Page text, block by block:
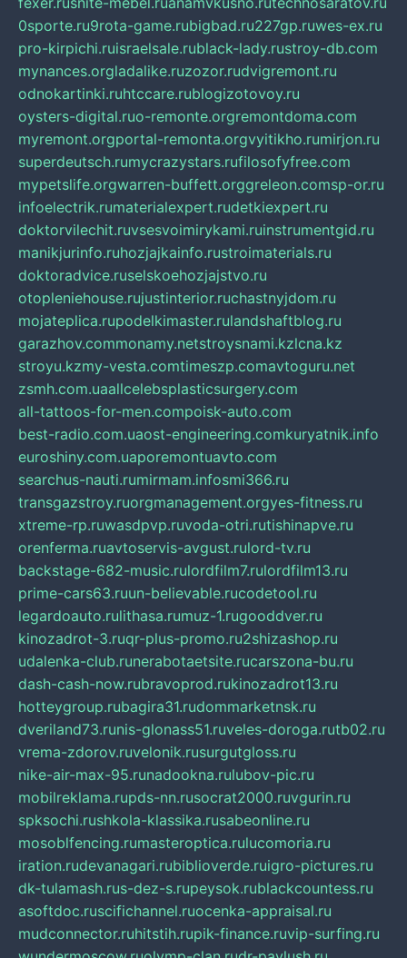
0sporte.ru9rota-game.rubigbad.ru227gp.ruwes-ex.ru
pro-kirpichi.ruisraelsale.rublack-lady.rustroy-db.com
mynances.orgladalike.ruzozor.rudvigremont.ru
odnokartinki.ruhtccare.rublogizotovoy.ru
oysters-digital.ruo-remonte.orgremontdoma.com
myremont.orgportal-remonta.orgvyitikho.rumirjon.ru
superdeutsch.rumycrazystars.rufilosofyfree.com
mypetslife.orgwarren-buffett.orggreleon.comsp-or.ru
infoelectrik.rumaterialexpert.rudetkiexpert.ru
doktorvilechit.ruvsesvoimirykami.ruinstrumentgid.ru
manikjurinfo.ruhozjajkainfo.rustroimaterials.ru
doktoradvice.ruselskoehozjajstvo.ru
otopleniehouse.rujustinterior.ruchastnyjdom.ru
mojateplica.rupodelkimaster.rulandshaftblog.ru
garazhov.commonamy.netstroysnami.kzlcna.kz
stroyu.kzmy-vesta.comtimeszp.comavtoguru.net
zsmh.com.uaallcelebsplasticsurgery.com
all-tattoos-for-men.compoisk-auto.com
best-radio.com.uaost-engineering.comkuryatnik.info
euroshiny.com.uaporemontuavto.com
searchus-nauti.rumirmam.infosmi366.ru
transgazstroy.ruorgmanagement.orgyes-fitness.ru
xtreme-rp.ruwasdpvp.ruvoda-otri.rutishinapve.ru
orenferma.ruavtoservis-avgust.rulord-tv.ru
backstage-682-music.rulordfilm7.rulordfilm13.ru
prime-cars63.ruun-believable.rucodetool.ru
legardoauto.rulithasa.rumuz-1.rugooddver.ru
kinozadrot-3.ruqr-plus-promo.ru2shizashop.ru
udalenka-club.runerabotaetsite.rucarszona-bu.ru
dash-cash-now.rubravoprod.rukinozadrot13.ru
hotteygroup.rubagira31.rudommarketnsk.ru
dveriland73.runis-glonass51.ruveles-doroga.rutb02.ru
vrema-zdorov.ruvelonik.rusurgutgloss.ru
nike-air-max-95.runadookna.rulubov-pic.ru
mobilreklama.rupds-nn.rusocrat2000.ruvgurin.ru
spksochi.rushkola-klassika.rusabeonline.ru
mosoblfencing.rumasteroptica.rulucomoria.ru
iration.rudevanagari.rubiblioverde.ruigro-pictures.ru
dk-tulamash.rus-dez-s.rupeysok.rublackcountess.ru
asoftdoc.ruscifichannel.ruocenka-appraisal.ru
mudconnector.ruhitstih.rupik-finance.ruvip-surfing.ru